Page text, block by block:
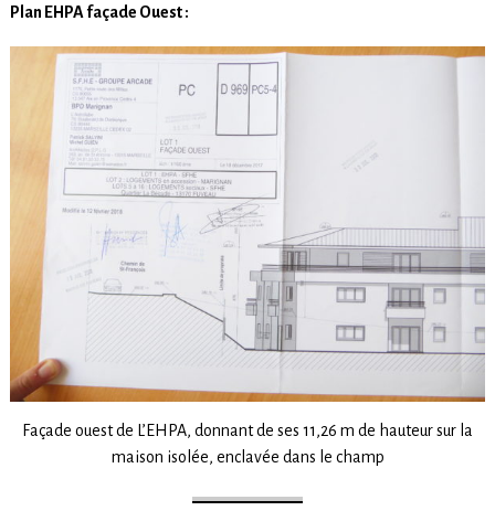
Plan EHPA façade Ouest :
Façade ouest de L’EHPA, donnant de ses 11,26 m de hauteur sur la
maison isolée, enclavée dans le champ